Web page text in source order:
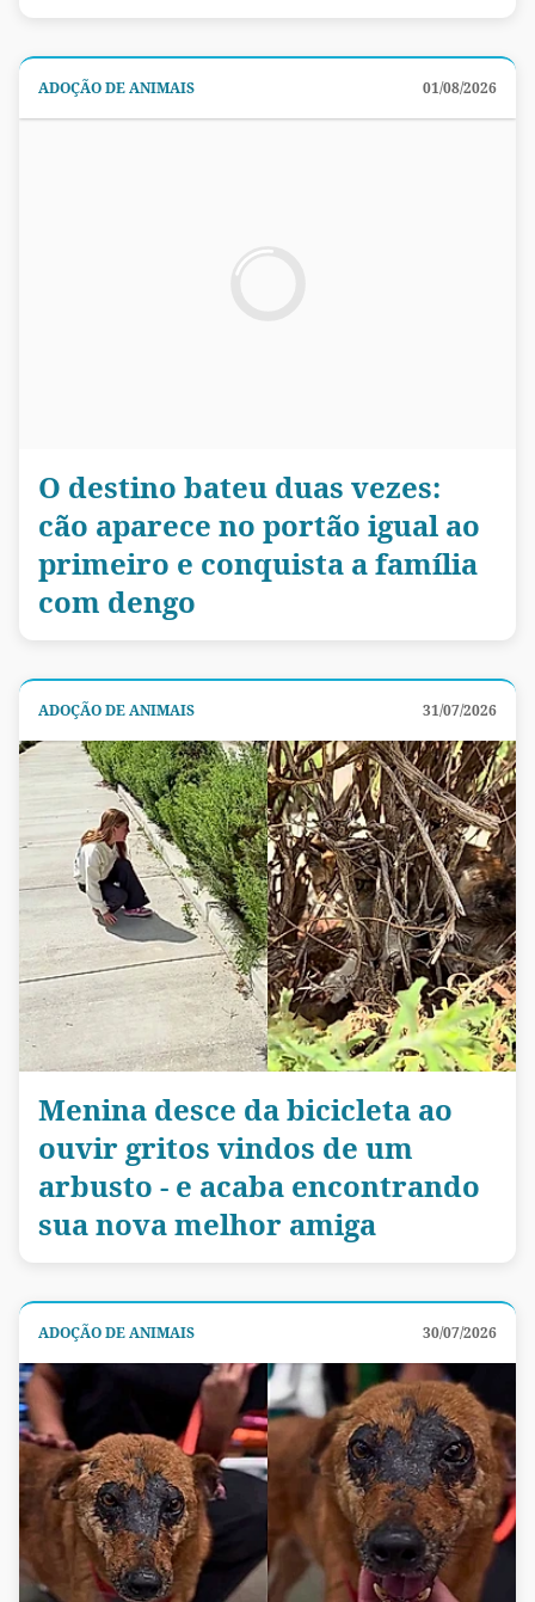
ADOÇÃO DE ANIMAIS 01/08/2026
O destino bateu duas vezes:
cão aparece no portão igual ao
primeiro e conquista a família
com dengo
ADOÇÃO DE ANIMAIS 31/07/2026
Menina desce da bicicleta ao
ouvir gritos vindos de um
arbusto - e acaba encontrando
sua nova melhor amiga
ADOÇÃO DE ANIMAIS 30/07/2026